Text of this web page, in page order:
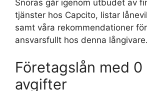
Snoras går igenom utbudet av
tjänster hos Capcito, listar
samt våra rekommendationer
ansvarsfullt hos denna långivare.
Företagslån med
avgifter